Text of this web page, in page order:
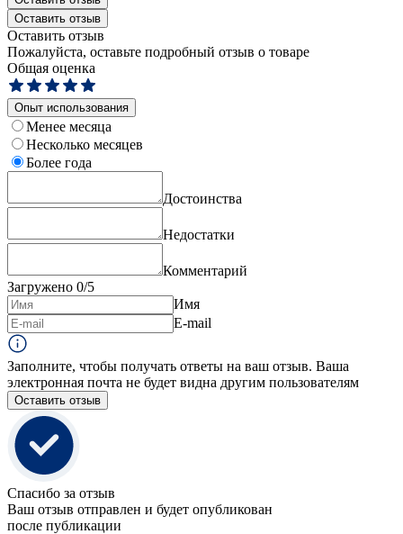
Оставить отзыв
Оставить отзыв
Пожалуйста, оставьте подробный отзыв о товаре
Общая оценка
Опыт использования
Менее месяца
Несколько месяцев
Более года
Достоинства
Недостатки
Комментарий
Загружено 0/5
Имя
E-mail
Заполните, чтобы получать ответы на ваш отзыв. Ваша
электронная почта не будет видна другим пользователям
Оставить отзыв
Спасибо за отзыв
Ваш отзыв отправлен и будет опубликован
после публикации